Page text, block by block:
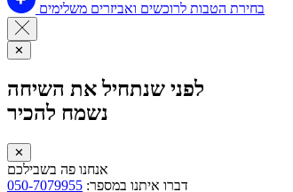
בחירת הטבות לרוכשים ואביזרים משלימים
✕
לפני שנתחיל את השיחה
נשמח להכיר
✕
אנחנו פה בשבילכם
דברו איתנו במספר: 050-7079955